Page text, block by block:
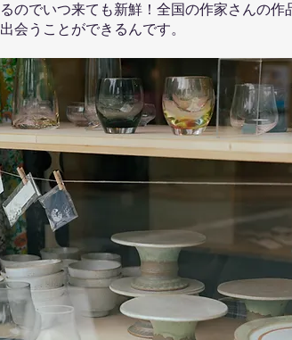
るのでいつ来ても新鮮！全国の作家さんの作
出会うことができるんです。